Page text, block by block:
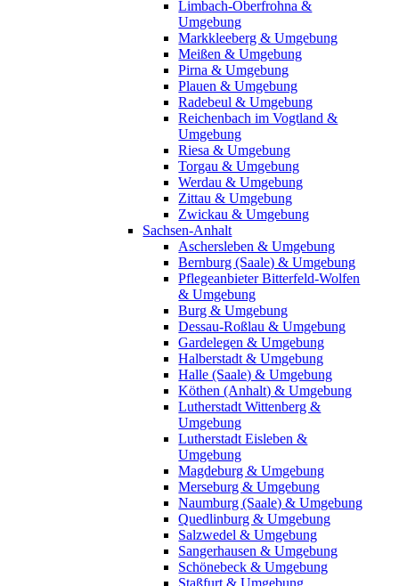
Limbach-Oberfrohna &
Umgebung
Markkleeberg & Umgebung
Meißen & Umgebung
Pirna & Umgebung
Plauen & Umgebung
Radebeul & Umgebung
Reichenbach im Vogtland &
Umgebung
Riesa & Umgebung
Torgau & Umgebung
Werdau & Umgebung
Zittau & Umgebung
Zwickau & Umgebung
Sachsen-Anhalt
Aschersleben & Umgebung
Bernburg (Saale) & Umgebung
Pflegeanbieter Bitterfeld-Wolfen
& Umgebung
Burg & Umgebung
Dessau-Roßlau & Umgebung
Gardelegen & Umgebung
Halberstadt & Umgebung
Halle (Saale) & Umgebung
Köthen (Anhalt) & Umgebung
Lutherstadt Wittenberg &
Umgebung
Lutherstadt Eisleben &
Umgebung
Magdeburg & Umgebung
Merseburg & Umgebung
Naumburg (Saale) & Umgebung
Quedlinburg & Umgebung
Salzwedel & Umgebung
Sangerhausen & Umgebung
Schönebeck & Umgebung
Staßfurt & Umgebung